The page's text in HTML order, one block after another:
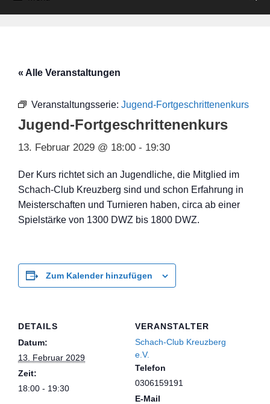
« Alle Veranstaltungen
Veranstaltungsserie: Jugend-Fortgeschrittenenkurs
Jugend-Fortgeschrittenenkurs
13. Februar 2029 @ 18:00 - 19:30
Der Kurs richtet sich an Jugendliche, die Mitglied im
Schach-Club Kreuzberg sind und schon Erfahrung in
Meisterschaften und Turnieren haben, circa ab einer
Spielstärke von 1300 DWZ bis 1800 DWZ.
Zum Kalender hinzufügen
DETAILS
Datum:
13. Februar 2029
Zeit:
18:00 - 19:30
VERANSTALTER
Schach-Club Kreuzberg
e.V.
Telefon
0306159191
E-Mail